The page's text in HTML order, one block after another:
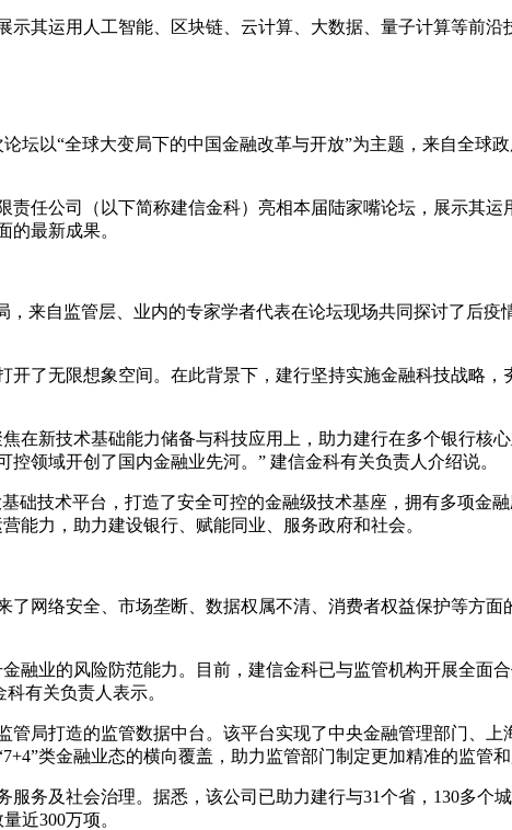
示其运用人工智能、区块链、云计算、大数据、量子计算等前沿
坛以“全球大变局下的中国金融改革与开放”为主题，来自全球
任公司（以下简称建信金科）亮相本届陆家嘴论坛，展示其运
的最新成果。
，来自监管层、业内的专家学者代表在论坛现场共同探讨了后
开了无限想象空间。在此背景下，建行坚持实施金融科技战略
在新技术基础能力储备与科技应用上，助力建行在多个银行核
领域开创了国内金融业先河。” 建信金科有关负责人介绍说。
础技术平台，打造了安全可控的金融级技术基座，拥有多项金
能力，助力建设银行、赋能同业、服务政府和社会。
网络安全、市场垄断、数据权属不清、消费者权益保护等方
融业的风险防范能力。目前，建信金科已与监管机构开展全面
有关负责人表示。
管局打造的监管数据中台。该平台实现了中央金融管理部门、
类金融业态的横向覆盖，助力监管部门制定更加精准的监管
务及社会治理。据悉，该公司已助力建行与31个省，130多个
近300万项。